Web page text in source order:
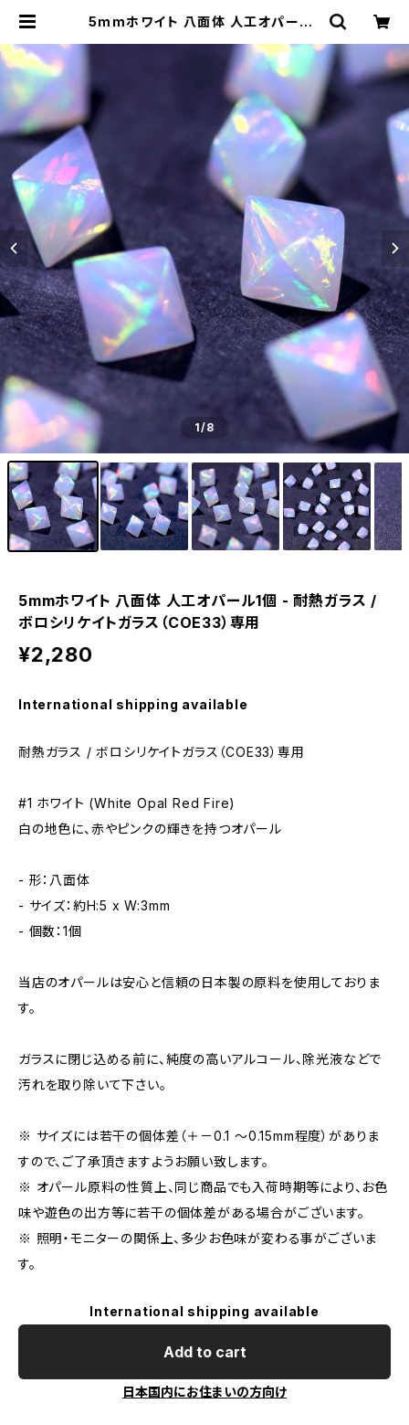
5mmホワイト 八面体 人工オパール1
ス（COE33）専用 | 33Opal
1/8
5mmホワイト 八面体 人工オパール1個 - 耐熱ガラス /
ボロシリケイトガラス（COE33）専用
¥2,280
International shipping available
耐熱ガラス / ボロシリケイトガラス（COE33）専用
#1 ホワイト (White Opal Red Fire)
白の地色に、赤やピンクの輝きを持つオパール
- 形：八面体
- サイズ：約H:5 x W:3mm
- 個数：1個
当店のオパールは安心と信頼の日本製の原料を使用しておりま
す。
ガラスに閉じ込める前に、純度の高いアルコール、除光液などで
汚れを取り除いて下さい。
※ サイズには若干の個体差（＋－0.1 〜0.15mm程度）がありま
すので、ご了承頂きますようお願い致します。
※ オパール原料の性質上、同じ商品でも入荷時期等により、お色
味や遊色の出方等に若干の個体差がある場合がございます。
※ 照明・モニターの関係上、多少お色味が変わる事がございま
す。
International shipping available
Add to cart
日本国内にお住まいの方向け